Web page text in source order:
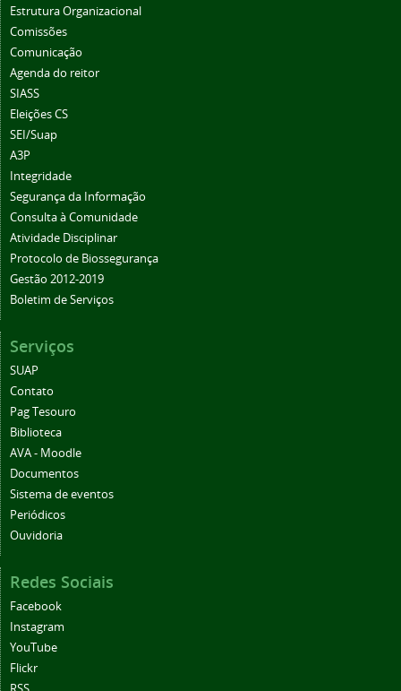
Estrutura Organizacional
Comissões
Comunicação
Agenda do reitor
SIASS
Eleições CS
SEI/Suap
A3P
Integridade
Segurança da Informação
Consulta à Comunidade
Atividade Disciplinar
Protocolo de Biossegurança
Gestão 2012-2019
Boletim de Serviços
Serviços
SUAP
Contato
Pag Tesouro
Biblioteca
AVA - Moodle
Documentos
Sistema de eventos
Periódicos
Ouvidoria
Redes Sociais
Facebook
Instagram
YouTube
Flickr